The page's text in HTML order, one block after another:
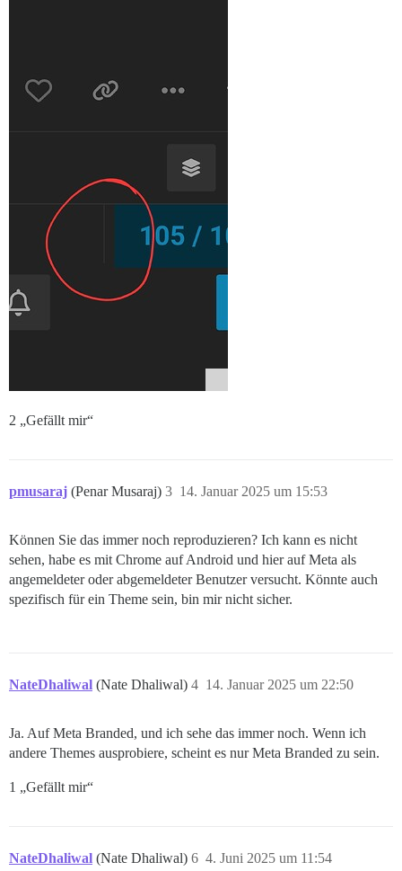
2 „Gefällt mir“
pmusaraj (Penar Musaraj) 14. Januar 2025 um 15:53
3
Können Sie das immer noch reproduzieren? Ich kann es nicht
sehen, habe es mit Chrome auf Android und hier auf Meta als
angemeldeter oder abgemeldeter Benutzer versucht. Könnte auch
spezifisch für ein Theme sein, bin mir nicht sicher.
NateDhaliwal (Nate Dhaliwal) 14. Januar 2025 um 22:50
4
Ja. Auf Meta Branded, und ich sehe das immer noch. Wenn ich
andere Themes ausprobiere, scheint es nur Meta Branded zu sein.
1 „Gefällt mir“
NateDhaliwal (Nate Dhaliwal) 4. Juni 2025 um 11:54
6